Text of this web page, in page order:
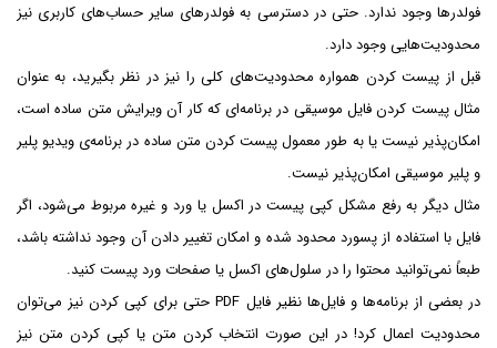
فولدرها وجود ندارد. حتی در دسترسی به فولدرهای سایر حساب‌های کاربری نیز
محدودیت‌هایی وجود دارد.
قبل از پیست کردن همواره محدودیت‌های کلی را نیز در نظر بگیرید، به عنوان
مثال پیست کردن فایل موسیقی در برنامه‌ای که کار آن ویرایش متن ساده است،
امکان‌پذیر نیست یا به طور معمول پیست کردن متن ساده در برنامه‌ی ویدیو پلیر
و پلیر موسیقی امکان‌پذیر نیست.
مثال دیگر به رفع مشکل کپی پیست در اکسل یا ورد و غیره مربوط می‌شود، اگر
فایل با استفاده از پسورد محدود شده و امکان تغییر دادن آن وجود نداشته باشد،
طبعاً نمی‌توانید محتوا را در سلول‌های اکسل یا صفحات ورد پیست کنید.
در بعضی از برنامه‌ها و فایل‌ها نظیر فایل PDF حتی برای کپی کردن نیز می‌توان
محدودیت اعمال کرد! در این صورت انتخاب کردن متن یا کپی کردن متن نیز